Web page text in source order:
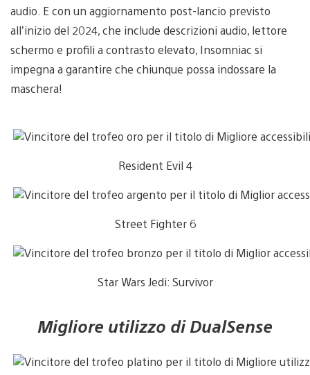
audio. E con un aggiornamento post-lancio previsto
all’inizio del 2024, che include descrizioni audio, lettore
schermo e profili a contrasto elevato, Insomniac si
impegna a garantire che chiunque possa indossare la
maschera!
Resident Evil 4
Street Fighter 6
Star Wars Jedi: Survivor
Migliore utilizzo di DualSense